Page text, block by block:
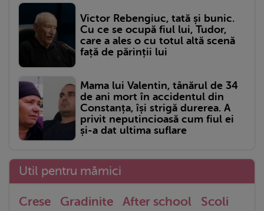
Victor Rebengiuc, tată și bunic.
Cu ce se ocupă fiul lui, Tudor,
care a ales o cu totul altă scenă
față de părinții lui
Mama lui Valentin, tânărul de 34
de ani mort în accidentul din
Constanța, își strigă durerea. A
privit neputincioasă cum fiul ei
și-a dat ultima suflare
Util pentru mămici
Crese Gradinite After school
Scoli